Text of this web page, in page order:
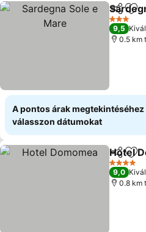
3
9,5
0.5 km
A pontos árak megtekintéséhez
válasszon dátumokat
Hotel
4
9,0
0.8 km